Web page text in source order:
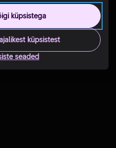
küpsistega
küpsistest
seaded